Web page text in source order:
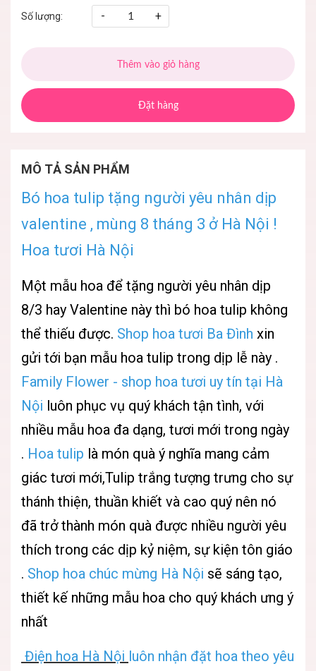
Số lượng: - +
Thêm vào giỏ hàng
Đặt hàng
MÔ TẢ SẢN PHẨM
Bó hoa tulip tặng người yêu nhân dịp
valentine , mùng 8 tháng 3 ở Hà Nội !
Hoa tươi Hà Nội
Một mẫu hoa để tặng người yêu nhân dịp
8/3 hay Valentine này thì bó hoa tulip không
thể thiếu được. Shop hoa tươi Ba Đình xin
gửi tới bạn mẫu hoa tulip trong dịp lễ này .
Family Flower - shop hoa tươi uy tín tại Hà
Nội luôn phục vụ quý khách tận tình, với
nhiều mẫu hoa đa dạng, tươi mới trong ngày
. Hoa tulip là món quà ý nghĩa mang cảm
giác tươi mới,Tulip trắng tượng trưng cho sự
thánh thiện, thuần khiết và cao quý nên nó
đã trở thành món quà được nhiều người yêu
thích trong các dịp kỷ niệm, sự kiện tôn giáo
. Shop hoa chúc mừng Hà Nội sẽ sáng tạo,
thiết kế những mẫu hoa cho quý khách ưng ý
nhất
Điện hoa Hà Nội luôn nhận đặt hoa theo yêu